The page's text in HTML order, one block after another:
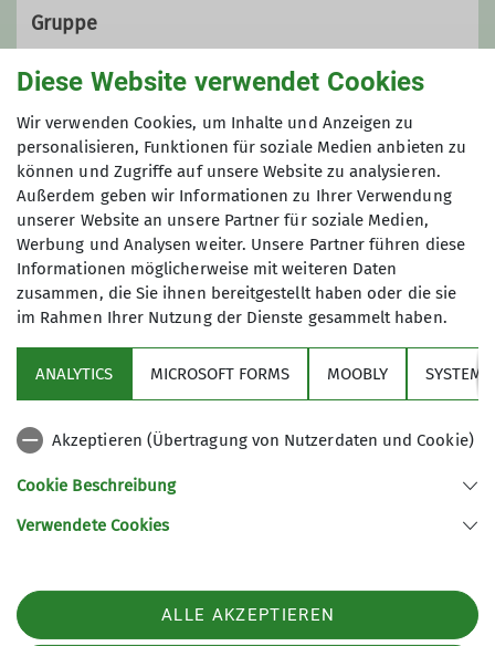
Gruppe
Radsportgruppe
Abwechslungsreiche Touren auf zwei
Rädern – von gemütlich bis sportlich,
immer gemeinsam in der Natur
unterwegs.
Über den Verein
Service
Sektion Markt Schwaben des Deutschen Alpenvereins e.V.
Telefon +4981219891680
Diese Website verwendet Cookies
Wir verwenden Cookies, um Inhalte und Anzeigen zu
personalisieren, Funktionen für soziale Medien anbieten zu
können und Zugriffe auf unsere Website zu analysieren.
Außerdem geben wir Informationen zu Ihrer Verwendung
unserer Website an unsere Partner für soziale Medien,
Werbung und Analysen weiter. Unsere Partner führen diese
Informationen möglicherweise mit weiteren Daten
zusammen, die Sie ihnen bereitgestellt haben oder die sie
im Rahmen Ihrer Nutzung der Dienste gesammelt haben.
ANALYTICS MICROSOFT FORMS MOOBLY SYSTEM
Akzeptieren (Übertragung von Nutzerdaten und Cookie)
Cookie Beschreibung
Verwendete Cookies
ALLE AKZEPTIEREN